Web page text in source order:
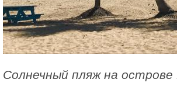
Солнечный пляж на острове